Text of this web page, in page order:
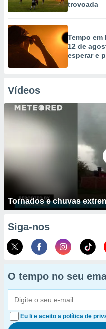
trovoada
Tempo
12 de
esperar e
Vídeos
Tornados e chuvas
Siga-nos
O tempo no seu
Eu li e aceito a política de